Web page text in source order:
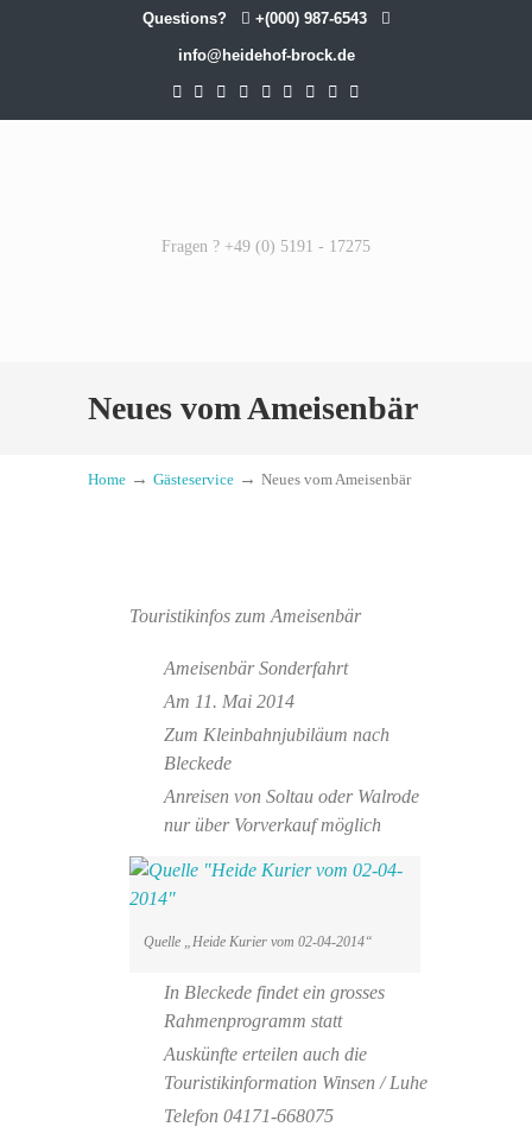
Questions? +(000) 987-6543
info@heidehof-brock.de
Fragen ? +49 (0) 5191 - 17275
Neues vom Ameisenbär
Home → Gästeservice → Neues vom Ameisenbär
Touristikinfos zum Ameisenbär
Ameisenbär Sonderfahrt
Am 11. Mai 2014
Zum Kleinbahnjubiläum nach
Bleckede
Anreisen von Soltau oder Walrode
nur über Vorverkauf möglich
Quelle „Heide Kurier vom 02-04-2014“
In Bleckede findet ein grosses
Rahmenprogramm statt
Auskünfte erteilen auch die
Touristikinformation Winsen / Luhe
Telefon 04171-668075